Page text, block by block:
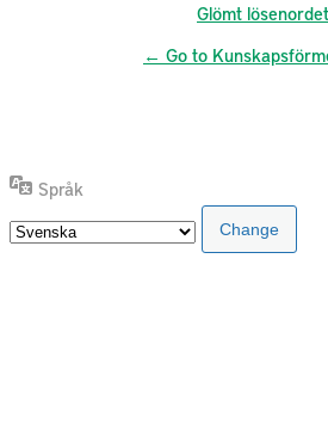
Glömt
← Go to
Språk